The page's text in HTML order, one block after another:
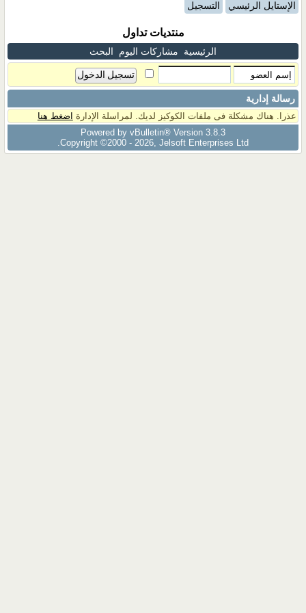
الإستايل الرئيسي التسجيل
منتديات تداول
الرئيسية مشاركات اليوم البحث
رسالة إدارية
عذرا. هناك مشكلة فى ملفات الكوكيز لديك. لمراسلة الإدارة اضغط هنا
Powered by vBulletin® Version 3.8.3
Copyright ©2000 - 2026, Jelsoft Enterprises Ltd.